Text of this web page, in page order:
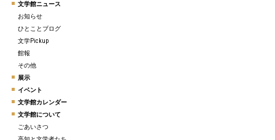
文学館ニュース
お知らせ
ひとことブログ
文学Pickup
館報
その他
展示
イベント
文学館カレンダー
文学館について
ごあいさつ